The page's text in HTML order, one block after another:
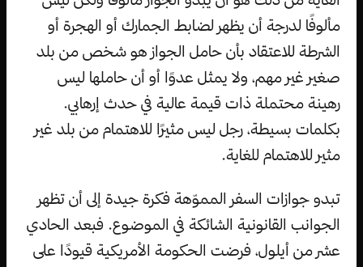
مألوفًا لدرجة أن يظهر لضابط الجمارك أو الهجرة أو
الشرطة للاعتقاد بأن حامل الجواز هو شخص من بلد
صغير غير مهم، ولا يمثل عدوًا أو أن حاملها ليس
رهينة محتملة ذات قيمة عالية في حدث إرهابي.
بكلمات بسيطة، رجل ليس مثيرًا للاهتمام من بلد غير
مثير للاهتمام للغاية.
تبدو جوازات السفر المموّهة فكرة جيدة إلى أن تظهر
الجوانب القانونية الشائكة في الموضوع. فبعد الحادي
عشر من أيلول، فرضت الحكومة الأمريكية قيودًا على